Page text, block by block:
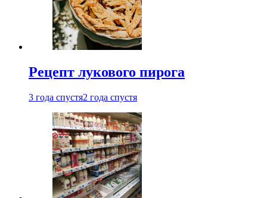
Рецепт лукового пирога
3 года спустя2 года спустя